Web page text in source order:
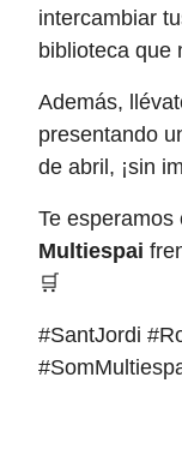
intercambiar
biblioteca que
Además,
presentando
de abril, ¡sin
Te esperamos
Multiespai
🛒
#SantJordi